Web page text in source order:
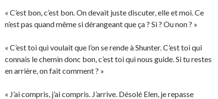
« C’est bon, c’est bon. On devait juste discuter, elle et moi. Ce
n’est pas quand même si dérangeant que ça ? Si ? Ou non ? »
« C’est toi qui voulait que l’on se rende à Shunter. C’est toi qui
connais le chemin donc bon, c’est toi qui nous guide. Si tu restes
en arrière, on fait comment ? »
« J’ai compris, j’ai compris. J’arrive. Désolé Elen, je repasse